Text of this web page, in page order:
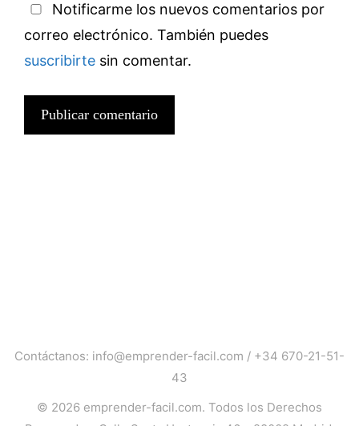
Notificarme los nuevos comentarios por
correo electrónico. También puedes
suscribirte sin comentar.
Contáctanos: info@emprender-facil.com / +34 670-21-51-
43
© 2026 emprender-facil.com. Todos los Derechos